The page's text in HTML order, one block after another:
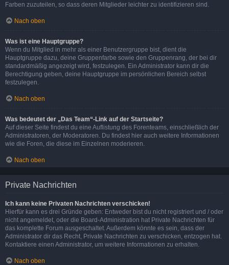
Farben zuzuteilen, so dass deren Mitglieder leichter zu identifizieren sind.
Nach oben
Was ist eine Hauptgruppe?
Wenn du Mitglied in mehr als einer Benutzergruppe bist, dient die
Hauptgruppe dazu, deine Gruppenfarbe sowie den Gruppenrang, der bei dir
standardmäßig angezeigt wird, festzulegen. Ein Administrator kann dir die
Berechtigung geben, deine Hauptgruppe im persönlichen Bereich selbst
festzulegen.
Nach oben
Was bedeutet der „Das Team“-Link auf der Startseite?
Auf dieser Seite findest du eine Auflistung des Forenteams, einschließlich der
Administratoren, der Moderatoren. Du findest hier auch weitere Informationen
wie die Foren, die diese im Einzelnen moderieren.
Nach oben
Private Nachrichten
Ich kann keine Privaten Nachrichten verschicken!
Hierfür kann es drei Gründe geben: Entweder bist du nicht registriert und / oder
nicht angemeldet, oder die Board-Administration hat Private Nachrichten für
das komplette Forum ausgeschaltet. Außerdem könnte es sein, dass der
Administrator dir das Recht, Private Nachrichten zu verschicken, entzogen hat.
Kontaktiere einen Administrator, um weitere Informationen zu erhalten.
Nach oben